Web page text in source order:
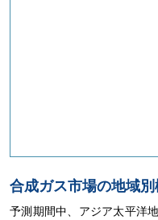
合成ガス市場の地域
予測期間中、アジア太平洋